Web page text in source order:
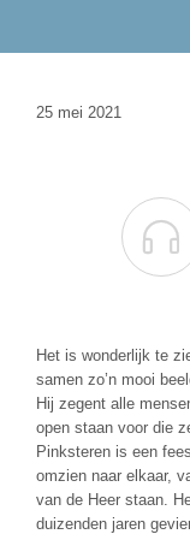
25 mei 2021

Het is wonderlijk te
samen zo’n mooi
Hij zegent alle
open staan voor die
Pinksteren is een
omzien naar elkaar,
van de Heer staan.
duizenden jaren